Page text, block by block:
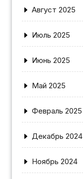
Август 2025
Июль 2025
Июнь 2025
Май 2025
Февраль 2025
Декабрь 2024
Ноябрь 2024